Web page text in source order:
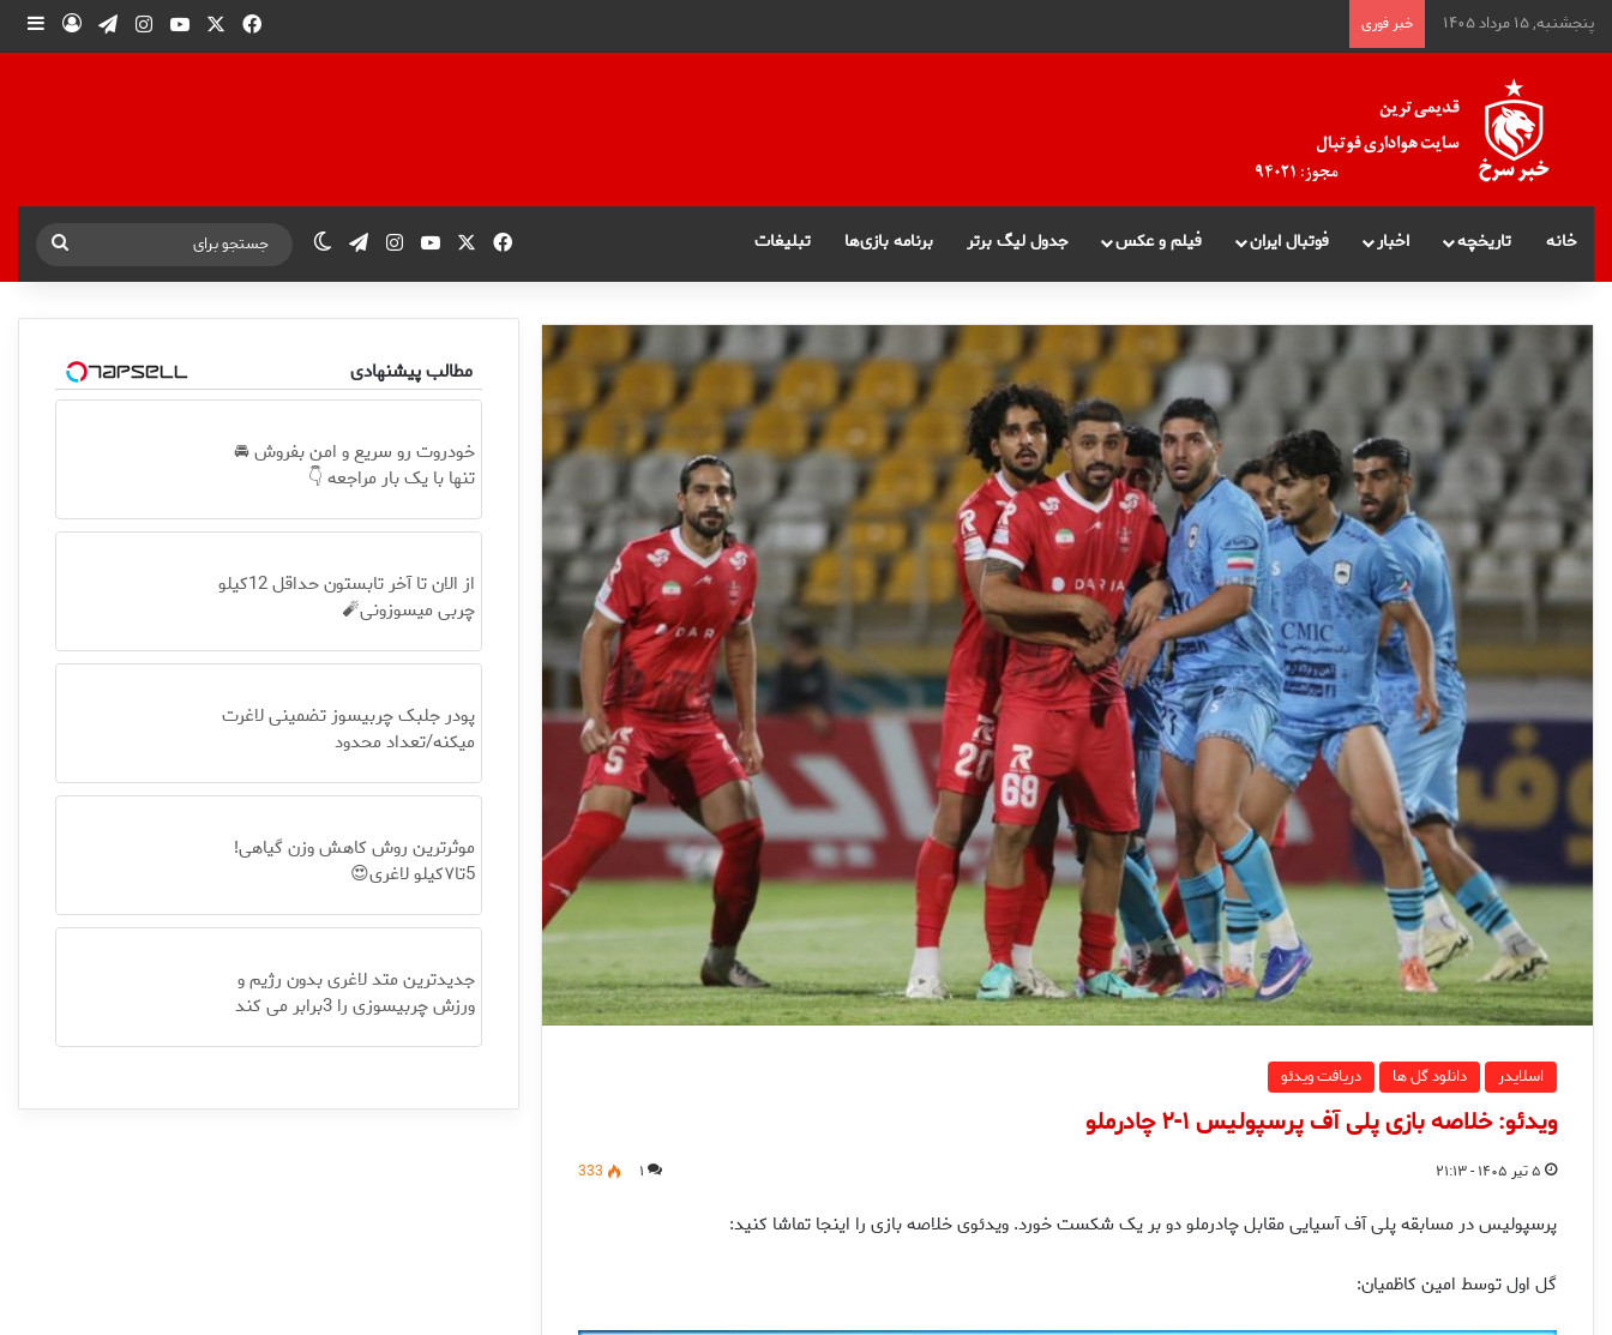
پنجشنبه, ۱۵ مرداد ۱۴۰۵ خبر فوری فیس بوکیوتیوباینستاگرام
تلگرامورود
خانه تاریخچه اخبار فوتبال ایران فیلم و عکس جدول لیگ برتر برنامه بازی‌ها تبلیغات فیس بوکیوتیوباینستاگرام
تلگرامتغییر پوسته
جستجو
برای
اسلایدر دانلود گل ها دریافت ویدئو
ویدئو: خلاصه بازی پلی آف پرسپولیس ۱-۲ چادرملو
۵ تیر ۱۴۰۵ - ۲۱:۱۳ ۱ 333
پرسپولیس در مسابقه پلی آف آسیایی مقابل چادرملو دو بر یک شکست خورد. ویدئوی خلاصه بازی را اینجا تماشا کنید:
گل اول توسط امین کاظمیان:
مطالب پیشنهادی
خودروت رو سریع و امن بفروش 🚘
تنها با یک بار مراجعه 👇
از الان تا آخر تابستون حداقل 12کیلو
چربی میسوزونی🧨
پودر جلبک چربیسوز تضمینی لاغرت
میکنه/تعداد محدود
موثرترین روش کاهش وزن گیاهی!
5تا۷کیلو لاغری😍
جدیدترین متد لاغری بدون رژیم و
ورزش چربیسوزی را 3برابر می کند